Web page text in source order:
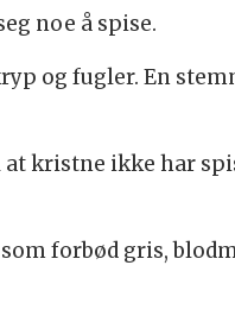
noe å spise.
og fugler. En
at kristne ikke har
forbød gris,